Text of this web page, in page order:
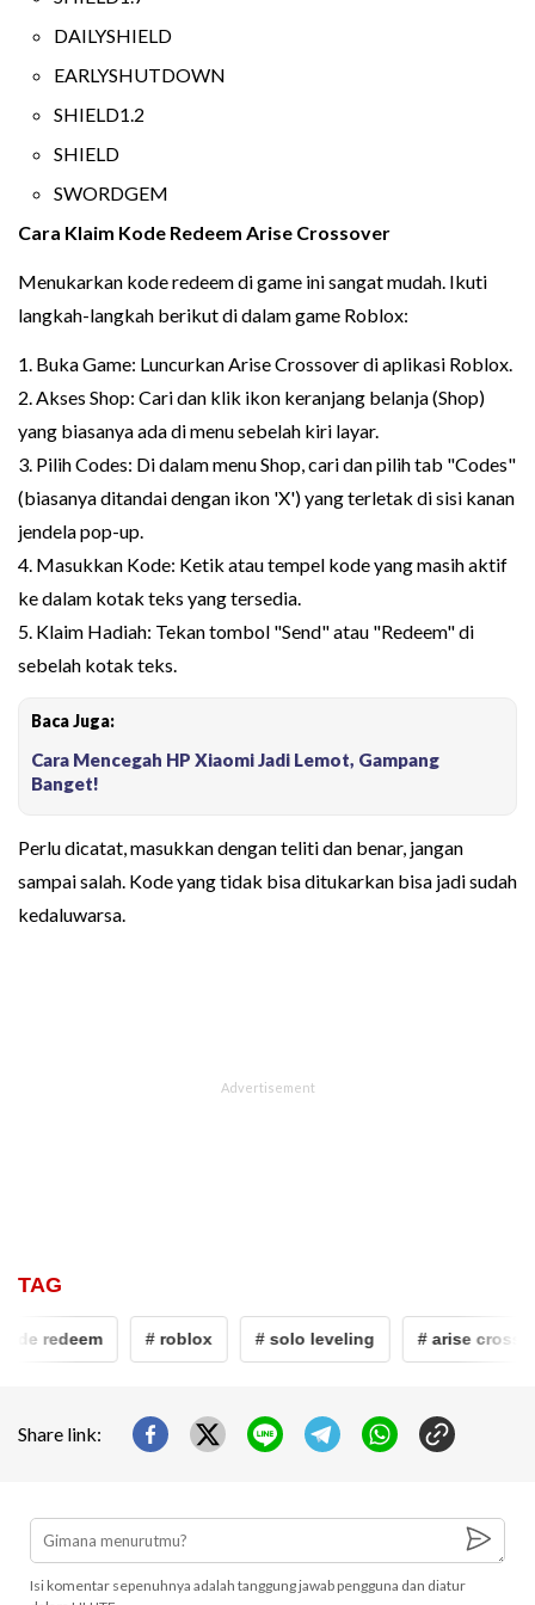
DAILYSHIELD
EARLYSHUTDOWN
SHIELD1.2
SHIELD
SWORDGEM
Cara Klaim Kode Redeem Arise Crossover
Menukarkan kode redeem di game ini sangat mudah. Ikuti
langkah-langkah berikut di dalam game Roblox:
1. Buka Game: Luncurkan Arise Crossover di aplikasi Roblox.
2. Akses Shop: Cari dan klik ikon keranjang belanja (Shop)
yang biasanya ada di menu sebelah kiri layar.
3. Pilih Codes: Di dalam menu Shop, cari dan pilih tab "Codes"
(biasanya ditandai dengan ikon 'X') yang terletak di sisi kanan
jendela pop-up.
4. Masukkan Kode: Ketik atau tempel kode yang masih aktif
ke dalam kotak teks yang tersedia.
5. Klaim Hadiah: Tekan tombol "Send" atau "Redeem" di
sebelah kotak teks.
Baca Juga:
Cara Mencegah HP Xiaomi Jadi Lemot, Gampang
Banget!
Perlu dicatat, masukkan dengan teliti dan benar, jangan
sampai salah. Kode yang tidak bisa ditukarkan bisa jadi sudah
kedaluwarsa.
TAG
redeem # roblox # solo leveling # arise
Share link:
Isi komentar sepenuhnya adalah tanggung jawab pengguna dan diatur